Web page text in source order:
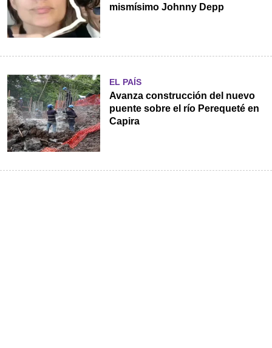
mismísimo Johnny Depp
EL PAÍS
Avanza construcción del nuevo
puente sobre el río Perequeté en
Capira